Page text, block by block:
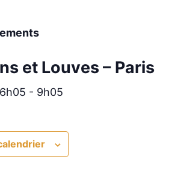
et Louves – Paris
- 9h05